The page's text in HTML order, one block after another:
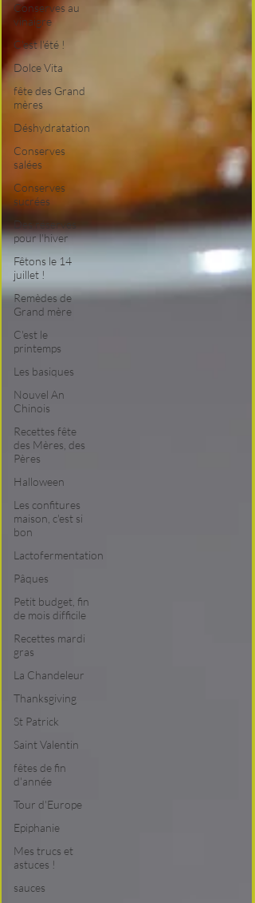
Conserves au
vinaigre
C'est l'été !
Dolce Vita
fête des Grand
mères
Déshydratation
Conserves
salées
Conserves
sucrées
Des réserves
pour l'hiver
Fêtons le 14
juillet !
Remèdes de
Grand mère
C'est le
printemps
Les basiques
Nouvel An
Chinois
Recettes fête
des Mères, des
Pères
Halloween
Les confitures
maison, c'est si
bon
Lactofermentation
Pâques
Petit budget, fin
de mois difficile
Recettes mardi
gras
La Chandeleur
Thanksgiving
St Patrick
Saint Valentin
fêtes de fin
d'année
Tour d'Europe
Epiphanie
Mes trucs et
astuces !
sauces